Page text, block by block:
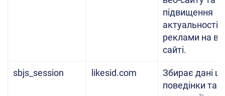
підвищення
актуальності
реклами на
сайті.
sbjs_session likesid.com
Збирає дані
поведінки та